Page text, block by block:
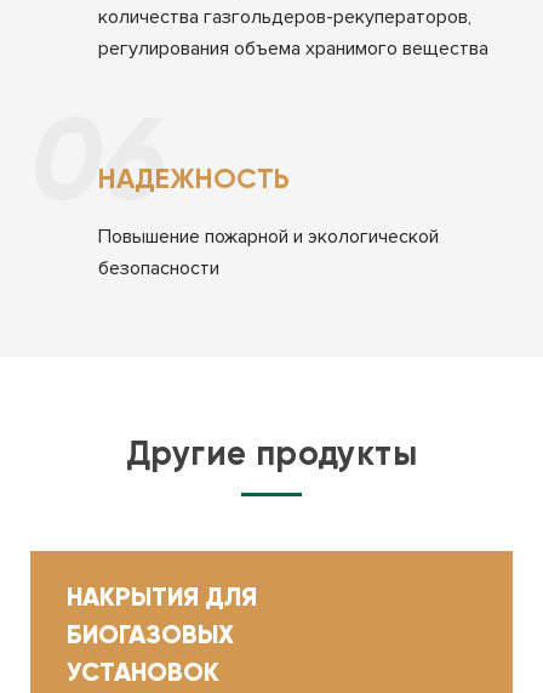
количества газгольдеров-рекуператоров,
регулирования объема хранимого вещества
06
НАДЕЖНОСТЬ
Повышение пожарной и экологической
безопасности
Другие продукты
НАКРЫТИЯ ДЛЯ
БИОГАЗОВЫХ
УСТАНОВОК